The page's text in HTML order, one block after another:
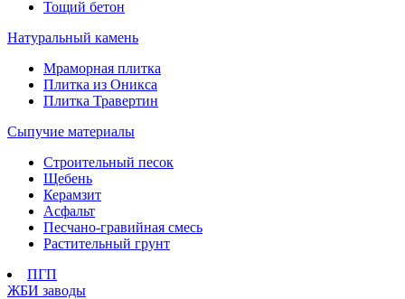
Тощий бетон
Натуральный камень
Мраморная плитка
Плитка из Оникса
Плитка Травертин
Сыпучие материалы
Строительный песок
Щебень
Керамзит
Асфальт
Песчано-гравийная смесь
Растительный грунт
ПГП
ЖБИ заводы